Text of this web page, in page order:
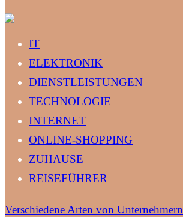
IT
ELEKTRONIK
DIENSTLEISTUNGEN
TECHNOLOGIE
INTERNET
ONLINE-SHOPPING
ZUHAUSE
REISEFÜHRER
Verschiedene Arten von Unternehmern